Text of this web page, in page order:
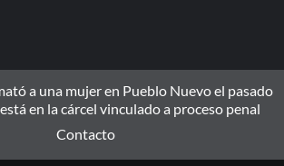
a una mujer en Pueblo Nuevo el pasado
en la cárcel vinculado a proceso penal
Contacto